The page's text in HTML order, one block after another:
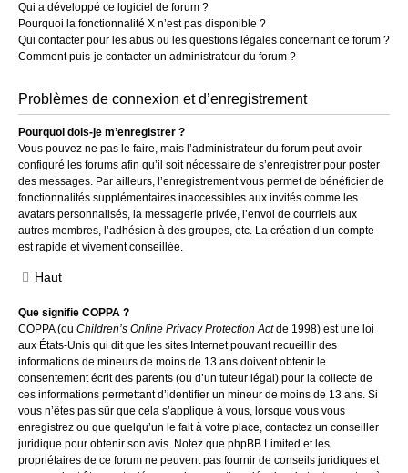
Qui a développé ce logiciel de forum ?
Pourquoi la fonctionnalité X n’est pas disponible ?
Qui contacter pour les abus ou les questions légales concernant ce forum ?
Comment puis-je contacter un administrateur du forum ?
Problèmes de connexion et d’enregistrement
Pourquoi dois-je m’enregistrer ?
Vous pouvez ne pas le faire, mais l’administrateur du forum peut avoir
configuré les forums afin qu’il soit nécessaire de s’enregistrer pour poster
des messages. Par ailleurs, l’enregistrement vous permet de bénéficier de
fonctionnalités supplémentaires inaccessibles aux invités comme les
avatars personnalisés, la messagerie privée, l’envoi de courriels aux
autres membres, l’adhésion à des groupes, etc. La création d’un compte
est rapide et vivement conseillée.
Haut
Que signifie COPPA ?
COPPA (ou Children’s Online Privacy Protection Actde 1998) est une loi
aux États-Unis qui dit que les sites Internet pouvant recueillir des
informations de mineurs de moins de 13 ans doivent obtenir le
consentement écrit des parents (ou d’un tuteur légal) pour la collecte de
ces informations permettant d’identifier un mineur de moins de 13 ans. Si
vous n’êtes pas sûr que cela s’applique à vous, lorsque vous vous
enregistrez ou que quelqu’un le fait à votre place, contactez un conseiller
juridique pour obtenir son avis. Notez que phpBB Limited et les
propriétaires de ce forum ne peuvent pas fournir de conseils juridiques et